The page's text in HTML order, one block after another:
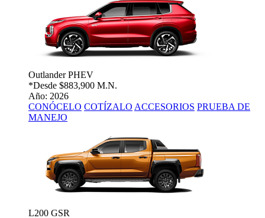
Outlander PHEV
*Desde $883,900 M.N.
Año: 2026
CONÓCELO COTÍZALO ACCESORIOS PRUEBA DE
MANEJO
L200 GSR